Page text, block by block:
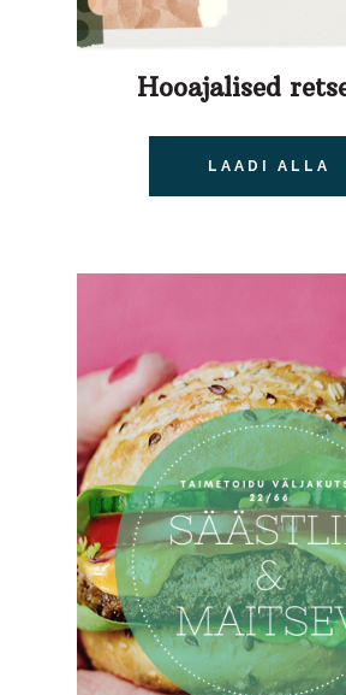
Hooajalised
LAADI ALLA